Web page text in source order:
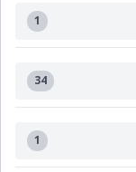
1
34
1